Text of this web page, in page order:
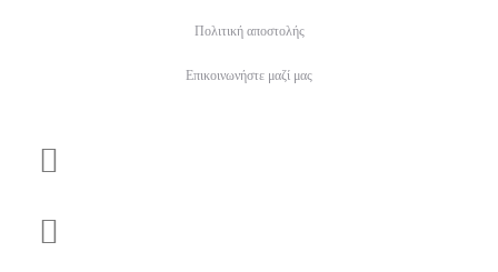
Πολιτική αποστολής
Επικοινωνήστε μαζί μας